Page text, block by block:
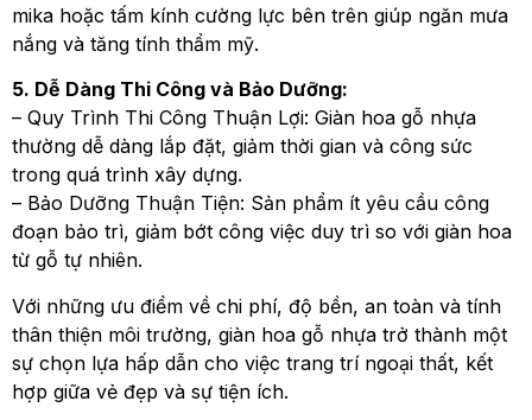
mika hoặc tấm kính cường lực bên trên giúp ngăn mưa
nắng và tăng tính thẩm mỹ.
5. Dễ Dàng Thi Công và Bảo Dưỡng:
– Quy Trình Thi Công Thuận Lợi: Giàn hoa gỗ nhựa
thường dễ dàng lắp đặt, giảm thời gian và công sức
trong quá trình xây dựng.
– Bảo Dưỡng Thuận Tiện: Sản phẩm ít yêu cầu công
đoạn bảo trì, giảm bớt công việc duy trì so với giàn hoa
từ gỗ tự nhiên.
Với những ưu điểm về chi phí, độ bền, an toàn và tính
thân thiện môi trường, giàn hoa gỗ nhựa trở thành một
sự chọn lựa hấp dẫn cho việc trang trí ngoại thất, kết
hợp giữa vẻ đẹp và sự tiện ích.